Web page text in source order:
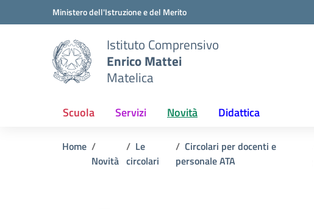
Vai ai contenuti
Vai al menu di navigazioneMinistero dell'Istruzione e del Merito
Istituto Comprensivo
Enrico Mattei
Matelica
Scuola Servizi Novità Didattica
Home
Novità
Le
circolari
Circolari per docenti e
personale ATA